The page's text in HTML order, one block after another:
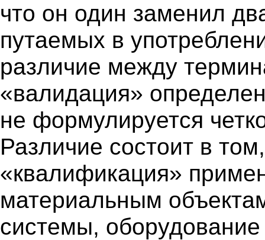
что он один заменил
путаемых в
различие между
«валидация»
не формулируется
Различие состоит в
«квалификация»
материальным
системы,